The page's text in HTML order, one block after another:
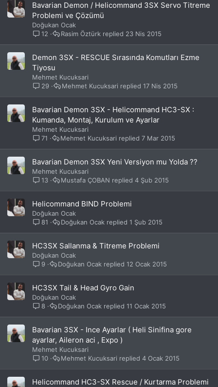
Bavarian Demon / Helicommand 3SX Servo Titreme
Problemi ve Çözümü
Doğukan Ocak
12
23 Nis 2015
Rasim Öztürk
Demon 3SX - RESCUE Sırasında Komutları Ezme
Tiyosu
Mehmet Kucuksari
29
17 Nis 2015
Mehmet Kucuksari
Bavarian Demon 3SX - Helicommand HC3-SX :
Kumanda, Montaj, Kurulum ve Ayarlar
Mehmet Kucuksari
71
7 Mar 2015
Mehmet Kucuksari
Bavarian Demon 3SX Yeni Versiyon mu Yolda ??
Mehmet Kucuksari
13
4 Şub 2015
Mustafa ÇOBAN
Helicommand BIND Problemi
Doğukan Ocak
81
1 Şub 2015
Doğukan Ocak
HC3SX Sallanma & Titreme Problemi
Doğukan Ocak
9
12 Ocak 2015
Doğukan Ocak
HC3SX Tail & Head Gyro Gain
Doğukan Ocak
8
11 Ocak 2015
Doğukan Ocak
Bavarian 3SX - Ince Ayarlar ( Heli Sinifina gore
ayarlar, Aileron aci , Expo )
Mehmet Kucuksari
10
4 Ocak 2015
Mehmet Kucuksari
Helicommand HC3-SX Rescue / Kurtarma Problemi